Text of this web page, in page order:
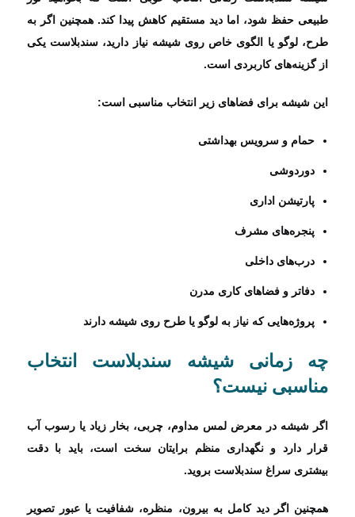
طبیعی حفظ شود، اما دید مستقیم کاهش پیدا کند. همچنین اگر به
طرح، لوگو یا الگوی خاص روی شیشه نیاز دارید، سندبلاست یکی
از گزینه‌های کاربردی است.
این شیشه برای فضاهای زیر انتخاب مناسبی است:
حمام و سرویس بهداشتی
دوردوشی
پارتیشن اداری
پنجره‌های مشرف
درب‌های داخلی
دفاتر و فضاهای کاری مدرن
پروژه‌هایی که نیاز به لوگو یا طرح روی شیشه دارند
چه زمانی شیشه سندبلاست انتخاب
مناسبی نیست؟
اگر شیشه در معرض لمس مداوم، چربی، بخار زیاد یا رسوب آب
قرار دارد و نگهداری منظم برایتان سخت است، باید با دقت
بیشتری سراغ سندبلاست بروید.
همچنین اگر دید کامل به بیرون، منظره، شفافیت یا عبور تصویر